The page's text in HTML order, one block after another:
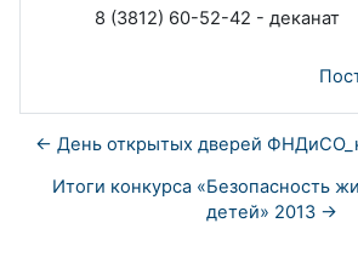
8 (3812) 60-52-42 - деканат
← День открытых дверей
Итоги конкурса «Безопасность
детей» 2013 →